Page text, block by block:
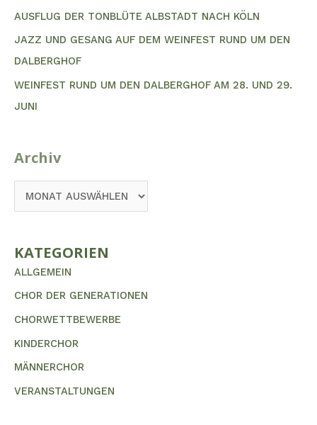
AUSFLUG DER TONBLÜTE ALBSTADT NACH KÖLN
JAZZ UND GESANG AUF DEM WEINFEST RUND UM DEN
DALBERGHOF
WEINFEST RUND UM DEN DALBERGHOF AM 28. UND 29.
JUNI
Archiv
KATEGORIEN
ALLGEMEIN
CHOR DER GENERATIONEN
CHORWETTBEWERBE
KINDERCHOR
MÄNNERCHOR
VERANSTALTUNGEN